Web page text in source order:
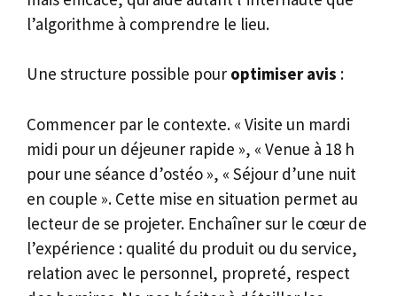
l’algorithme à comprendre le lieu.
Une structure possible pour optimiser avis :
Commencer par le contexte. « Visite un mardi
midi pour un déjeuner rapide », « Venue à 18 h
pour une séance d’ostéo », « Séjour d’une nuit
en couple ». Cette mise en situation permet au
lecteur de se projeter. Enchaîner sur le cœur de
l’expérience : qualité du produit ou du service,
relation avec le personnel, propreté, respect